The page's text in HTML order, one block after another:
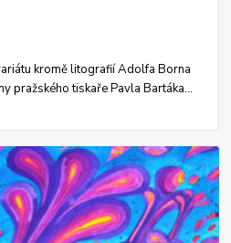
kromě litografií Adolfa Borna
pražského tiskaře Pavla Bartáka...